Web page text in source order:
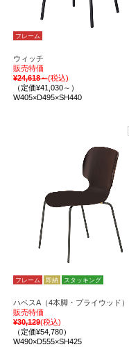
フレーム
ウィッチ
販売特価
¥24,618～(税込)
（定価¥41,030～）
W405×D495×SH440
フレーム 即納 スタッキング
ハベスA（4本脚・プライウッド）
販売特価
¥30,129(税込)
（定価¥54,780）
W490×D555×SH425